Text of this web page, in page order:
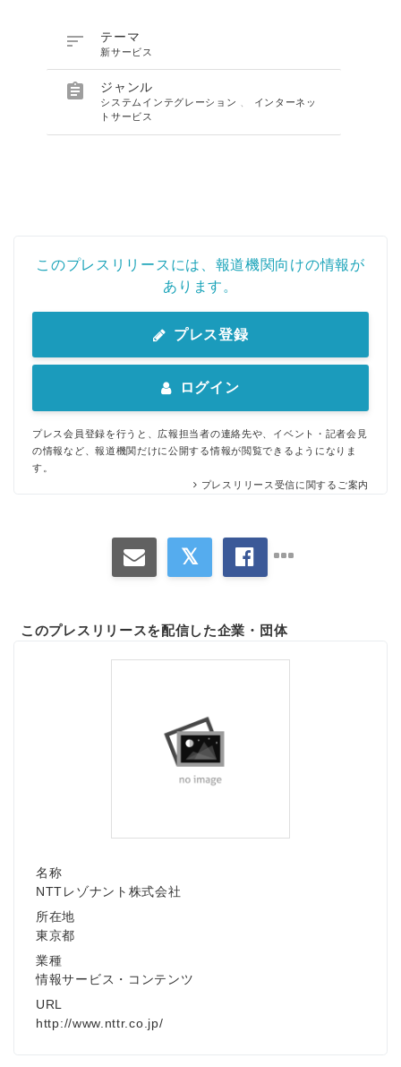
 テーマ
新サービス
 ジャンル
システムインテグレーション
インターネッ
トサービス
このプレスリリースには、報道機関向けの情報が
あります。
プレス登録
ログイン
プレス会員登録を行うと、広報担当者の連絡先や、イベント・記者会見
の情報など、報道機関だけに公開する情報が閲覧できるようになりま
す。
プレスリリース受信に関するご案内
このプレスリリースを配信した企業・団体
名称
NTTレゾナント株式会社
所在地
東京都
業種
情報サービス・コンテンツ
URL
http://www.nttr.co.jp/